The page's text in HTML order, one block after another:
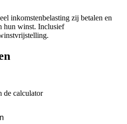
inkomstenbelasting zij betalen en
hun winst. Inclusief
de calculator